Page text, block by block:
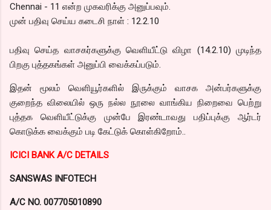
Chennai - 11 என்ற முகவரிக்கு அனுப்பவும்.
முன் பதிவு செய்ய கடைசி நாள் : 12.2.10
பதிவு செய்த வாசகர்களுக்கு வெளியீட்டு விழா (14.2.10) முடிந்த
பிறகு புத்தகங்கள் அனுப்பி வைக்கப்படும்.
இதன் மூலம் வெளியூர்களில் இருக்கும் வாசக அன்பர்களுக்கு
குறைந்த விலையில் ஒரு நல்ல நூலை வாங்கிய நிறைவை பெற்று
புத்தக வெளியீட்டுக்கு முன்பே இரண்டாவது பதிப்புக்கு ஆர்டர்
கொடுக்க வைக்கும் படி கேட்டுக் கொள்கிறோம்..
ICICI BANK A/C DETAILS
SANSWAS INFOTECH
A/C NO. 007705010890